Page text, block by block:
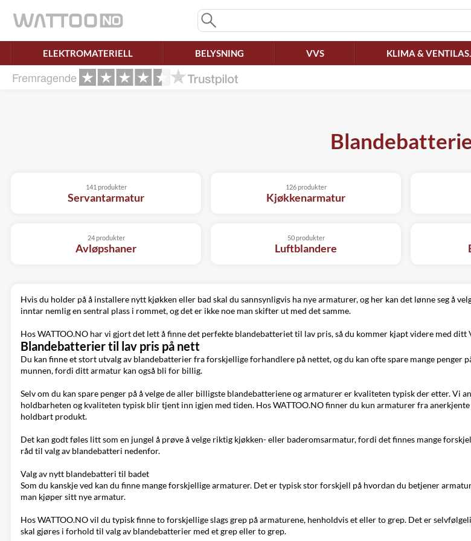
ELEKTROMATERIELL BELYSNING VVS KLIMA &
Fremragende
Servantarmatur
141 produkter
Kjøkkenarmatur
126 produkter
Avløpshaner
24 produkter
Luftblandere
50 produkter
Hvis du holder på å installere nytt kjøkken eller bad skal du sannsynligvis ha nye armaturer, og her kan det lønne seg å
inntar nemlig en sentral plass i rommet, og det er ikke noe man skifter ut med det samme.
Hos WATTOO.NO har vi gjort det lett å finne det perfekte blandebatteriet til lav pris, så du kommer kjapt videre med ditt
Blandebatterier til lav pris på nett
Du kan finne et stort utvalg av blandebatterier fra forskjellige forhandlere på nettet, og du kan ofte spare mange
munnen, fordi ditt armatur kan også bli for billig.
Selv om du kan spare penger på å velge de aller billigste blandebatteriene og armaturer er kvaliteten typisk der etter.
holdbarheten og kvaliteten typisk blir tjent inn igjen med tiden. Hos WATTOO.NO finner du kun armaturer fra
holdbart produkt.
Det kan godt føles litt som en jungel å prøve å velge riktig kjøkken- eller baderomsarmatur, fordi det finnes mange
råd til valg av blandebatteri nedenfor.
Valg av nytt blandebatteri til badet
Som du kanskje ved kan du finne mange forskjellige armaturer. Det er typisk stor forskjell på hvordan du betjener
man kjøper sitt nye armatur.
Hos WATTOO.NO vil du typisk finne to forskjellige slags grep på armaturene, henholdvis et eller to grep. Det er
skal gjøres i forhold til valg av blandebatterier med et grep eller to grep.
Rett samtykke!